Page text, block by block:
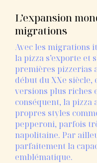
L’expansion
migrations
Avec les migrations
la pizza s’exporte et
premières pizzerias
début duXXe siècle,
versions plus riches
conséquent, la pizza
propres styles
pepperoni, parfois
napolitaine. Par
parfaitement la
emblématique.